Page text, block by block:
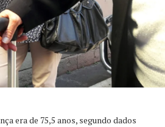
era de 75,5 anos, segundo dados